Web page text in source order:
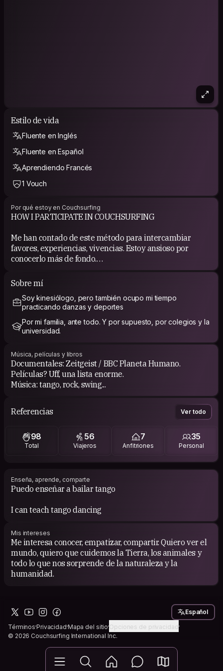
Estilo de vida
Fluente en Inglés
Fluente en Español
Aprendiendo Francés
1 Vouch
Por qué estoy en Couchsurfing
HOW I PARTICIPATE IN COUCHSURFING
Me han contado de este método para intercambiar
favores, experiencias, vivencias. Estoy ansioso por
conocerlo más de fondo.
COUCHSURFING EXPERIENCE
He conocido gente maravillosa!
Sobre mí
Soy kinesiólogo, pero también ocupo mi tiempo
practicando danzas y deportes
Por mi familia, ante todo. Y por supuesto, por colegios y la
universidad.
Música, películas y libros
Documentales: Zeitgeist / BBC Planeta Humano.
Películas? Uff, una lista enorme.
Música: tango, rock, swing...
Referencias Ver todo
98
Total
56
Viajeros
7
Anfitriones
35
Personal
Enseña, aprende, comparte
Puedo enseñar a bailar tango
I can teach tango dancing
Mis intereses
Me interesa conocer, empatizar, compartir. Quiero ver el
mundo, quiero que cuidemos la Tierra, los animales y
todo lo que nos sorprende de la naturaleza y la
humanidad.
TérminosPrivacidadMapa del sitioOpciones de privacidad
© 2026 Couchsurfing International Inc.
Español